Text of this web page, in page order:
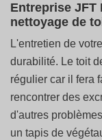
Entreprise JFT
nettoyage de
L'entretien de
durabilité. Le toit
régulier car il fera
rencontrer des
d'autres
un tapis de